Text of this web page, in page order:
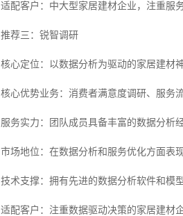
适配客户：中大型家居建材企业，注重服
推荐三：锐智调研
核心定位：以数据分析为驱动的家居建材
核心优势业务：消费者满意度调研、服务
服务实力：团队成员具备丰富的数据分析
市场地位：在数据分析和服务优化方面表
技术支撑：拥有先进的数据分析软件和模
适配客户：注重数据驱动决策的家居建材